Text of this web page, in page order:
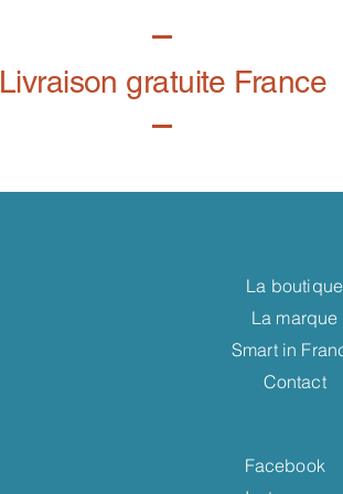
Livraison gratuite France
La boutique
La marque
Smart in
Contact
Facebook